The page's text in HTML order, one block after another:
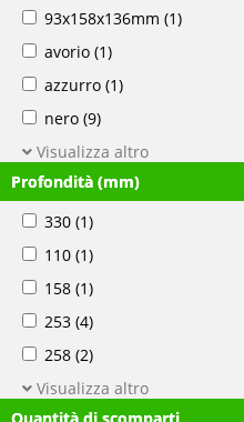
93x158x136mm (1)
avorio (1)
azzurro (1)
nero (9)
Visualizza altro
Profondità (mm)
330 (1)
110 (1)
158 (1)
253 (4)
258 (2)
Visualizza altro